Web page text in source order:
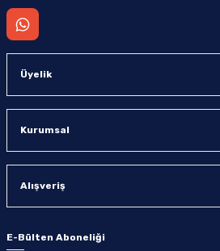
Üyelik
Kurumsal
Alışveriş
E-Bülten Aboneliği